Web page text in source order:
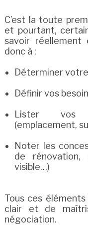
C’est la toute
et pourtant,
savoir réellement
donc à :
Déterminer
Définir vos
Lister vos
(emplacement,
Noter les
de rénovation,
visible…)
Tous ces
clair et de
négociation.